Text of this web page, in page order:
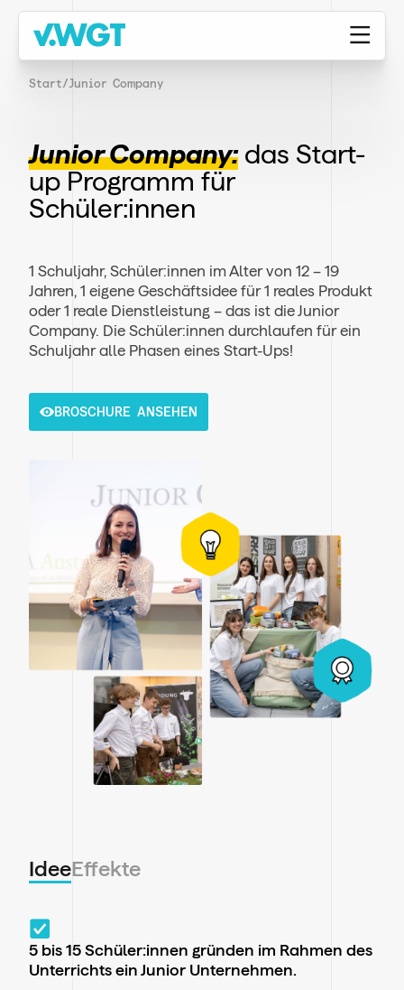
Start/Junior Company
Junior Company:das Start-
up Programm für
Schüler:innen
1 Schuljahr, Schüler:innen im Alter von 12 – 19
Jahren, 1 eigene Geschäftsidee für 1 reales Produkt
oder 1 reale Dienstleistung – das ist die Junior
Company. Die Schüler:innen durchlaufen für ein
Schuljahr alle Phasen eines Start-Ups!
BROSCHURE ANSEHEN
IdeeEffekte
5 bis 15 Schüler:innen gründen im Rahmen des
Unterrichts ein Junior Unternehmen.